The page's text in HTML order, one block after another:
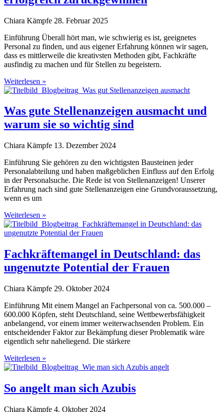
Chiara Kämpfe 28. Februar 2025
Einführung Überall hört man, wie schwierig es ist, geeignetes
Personal zu finden, und aus eigener Erfahrung können wir sagen,
dass es mittlerweile die kreativsten Methoden gibt, Fachkräfte
ausfindig zu machen und für Stellen zu begeistern.
Weiterlesen »
Was gute Stellenanzeigen ausmacht und
warum sie so wichtig sind
Chiara Kämpfe 13. Dezember 2024
Einführung Sie gehören zu den wichtigsten Bausteinen jeder
Personalabteilung und haben maßgeblichen Einfluss auf den Erfolg
in der Personalsuche. Die Rede ist von Stellenanzeigen! Unserer
Erfahrung nach sind gute Stellenanzeigen eine Grundvoraussetzung,
wenn es um
Weiterlesen »
Fachkräftemangel in Deutschland: das
ungenutzte Potential der Frauen
Chiara Kämpfe 29. Oktober 2024
Einführung Mit einem Mangel an Fachpersonal von ca. 500.000 –
600.000 Köpfen, steht Deutschland, seine Wettbewerbsfähigkeit
anbelangend, vor einem immer weiterwachsenden Problem. Ein
entscheidender Faktor zur Bekämpfung dieser Problematik wäre
eigentlich sehr naheliegend. Die stärkere
Weiterlesen »
So angelt man sich Azubis
Chiara Kämpfe 4. Oktober 2024